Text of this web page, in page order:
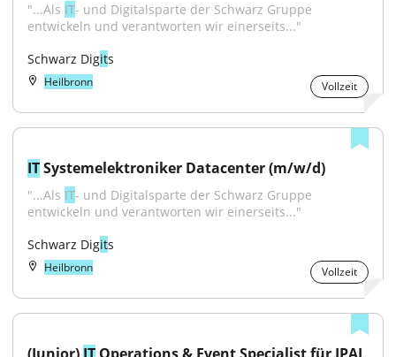
"...Als IT- und Digitalsparte der Schwarz Gruppe
entwickeln und verantworten wir einerseits..."
Schwarz Digits
Heilbronn Vollzeit
IT Systemelektroniker Datacenter (m/w/d)
"...Als IT- und Digitalsparte der Schwarz Gruppe
entwickeln und verantworten wir einerseits..."
Schwarz Digits
Heilbronn Vollzeit